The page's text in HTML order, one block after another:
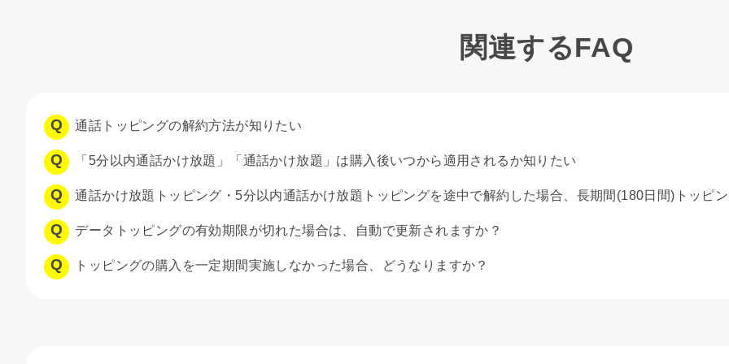
関連するFAQ
通話トッピングの解約方法が知りたい
「5分以内通話かけ放題」「通話かけ放題」は購入後いつから適用されるか知りたい
通話かけ放題トッピング・5分以内通話かけ放題トッピングを途中で解約した場合、長期間(180日間)トッピ
データトッピングの有効期限が切れた場合は、自動で更新されますか？
トッピングの購入を一定期間実施しなかった場合、どうなりますか？